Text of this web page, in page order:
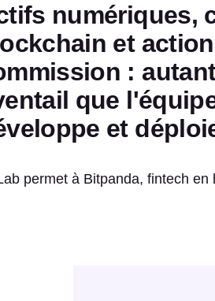
numériques,
et
:
que
et
permet à Bitpanda, fintech